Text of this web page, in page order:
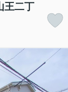
二丁